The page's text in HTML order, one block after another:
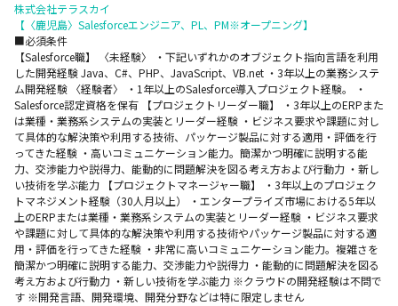
株式会社テラスカイ
【〈鹿児島〉Salesforceエンジニア、PL、PM※オープニング】
■必須条件
【Salesforce職】 〈未経験〉 ・下記いずれかのオブジェクト指向言語を利用
した開発経験 Java、C#、PHP、JavaScript、VB.net ・3年以上の業務システ
ム開発経験 〈経験者〉 ・1年以上のSalesforce導入プロジェクト経験。 ・
Salesforce認定資格を保有 【プロジェクトリーダー職】 ・3年以上のERPまた
は業種・業務系システムの実装とリーダー経験 ・ビジネス要求や課題に対し
て具体的な解決策や利用する技術、パッケージ製品に対する適用・評価を行
ってきた経験 ・高いコミュニケーション能力。簡潔かつ明確に説明する能
力、交渉能力や説得力、能動的に問題解決を図る考え方および行動力 ・新し
い技術を学ぶ能力 【プロジェクトマネージャー職】 ・3年以上のプロジェク
トマネジメント経験（30人月以上） ・エンタープライズ市場における5年以
上のERPまたは業種・業務系システムの実装とリーダー経験 ・ビジネス要求
や課題に対して具体的な解決策や利用する技術やパッケージ製品に対する適
用・評価を行ってきた経験 ・非常に高いコミュニケーション能力。複雑さを
簡潔かつ明確に説明する能力、交渉能力や説得力 ・能動的に問題解決を図る
考え方および行動力 ・新しい技術を学ぶ能力 ※クラウドの開発経験は不問で
す ※開発言語、開発環境、開発分野などは特に限定しません